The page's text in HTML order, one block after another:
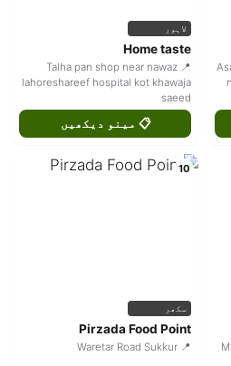
📍
لاہور
Home taste
📍 Talha pan shop near nawaz
lahoreshareef hospital kot khawaja
saeed
📋 مینو دیکھیں
10
سکھر
Pirzada Food Point
📍 Waretar Road Sukkur